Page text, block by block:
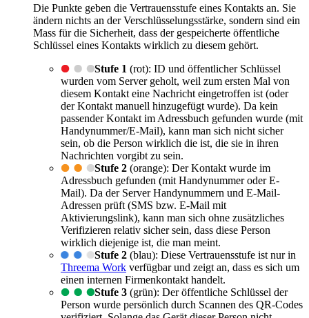
Die Punkte geben die Vertrauensstufe eines Kontakts an. Sie
ändern nichts an der Verschlüsselungsstärke, sondern sind ein
Mass für die Sicherheit, dass der gespeicherte öffentliche
Schlüssel eines Kontakts wirklich zu diesem gehört.
Stufe 1 (rot): ID und öffentlicher Schlüssel
wurden vom Server geholt, weil zum ersten Mal von
diesem Kontakt eine Nachricht eingetroffen ist (oder
der Kontakt manuell hinzugefügt wurde). Da kein
passender Kontakt im Adressbuch gefunden wurde (mit
Handynummer/E-Mail), kann man sich nicht sicher
sein, ob die Person wirklich die ist, die sie in ihren
Nachrichten vorgibt zu sein.
Stufe 2 (orange): Der Kontakt wurde im
Adressbuch gefunden (mit Handynummer oder E-
Mail). Da der Server Handynummern und E-Mail-
Adressen prüft (SMS bzw. E-Mail mit
Aktivierungslink), kann man sich ohne zusätzliches
Verifizieren relativ sicher sein, dass diese Person
wirklich diejenige ist, die man meint.
Stufe 2 (blau): Diese Vertrauensstufe ist nur in
Threema Work verfügbar und zeigt an, dass es sich um
einen internen Firmenkontakt handelt.
Stufe 3 (grün): Der öffentliche Schlüssel der
Person wurde persönlich durch Scannen des QR-Codes